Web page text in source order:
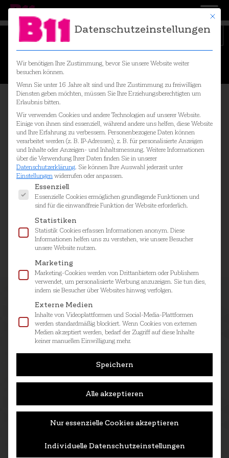
A B E F G H I K
L
ZWEISCHALIGE WÄNDE
Sie bestehen aus zwei einzelnen Schalen.
Zwischen den beiden Schalen besteht
eine Luft- oder eine Dämmschicht. Vor
allem die Trennwände von Reihen- oder
Wohnhäusern bestehen aus zwei
biegesteifen Schalen (gemauert oder
betoniert) und einer Faserdämmplatte. Die
Dämmplatte soll vor allem Schallbrücken
verhindern. – Bei Leichtbauwänden
bestehen beide Schalen aus biegesteifen
Materialien (Gipskartonplatten oder…
Mit
Datenschutzeinstellungen
Wir benötigen Ihre Zustimmung, bevor Sie unsere Website weiter
besuchen können.
Wenn Sie unter 16 Jahre alt sind und Ihre Zustimmung zu freiwilligen
Diensten geben möchten, müssen Sie Ihre Erziehungsberechtigten um
Erlaubnis bitten.
Wir verwenden Cookies und andere Technologien auf unserer Website.
Einige von ihnen sind essenziell, während andere uns helfen, diese Website
und Ihre Erfahrung zu verbessern. Personenbezogene Daten können
verarbeitet werden (z. B. IP-Adressen), z. B. für personalisierte Anzeigen
und Inhalte oder Anzeigen- und Inhaltsmessung. Weitere Informationen
über die Verwendung Ihrer Daten finden Sie in unserer
Datenschutzerklärung. Sie können Ihre Auswahl jederzeit unter
Einstellungen widerrufen oder anpassen.
Es folgt eine Liste der Service-Gruppen, für die
Essenziell
Essenzielle Cookies ermöglichen grundlegende Funktionen und
sind für die einwandfreie Funktion der Website erforderlich.
Statistiken
Statistik Cookies erfassen Informationen anonym. Diese
Informationen helfen uns zu verstehen, wie unsere Besucher
unsere Website nutzen.
Marketing
Marketing-Cookies werden von Drittanbietern oder Publishern
verwendet, um personalisierte Werbung anzuzeigen. Sie tun dies,
indem sie Besucher über Websites hinweg verfolgen.
Externe Medien
Inhalte von Videoplattformen und Social-Media-Plattformen
werden standardmäßig blockiert. Wenn Cookies von externen
Medien akzeptiert werden, bedarf der Zugriff auf diese Inhalte
keiner manuellen Einwilligung mehr.
Speichern
Alle akzeptieren
Nur essenzielle Cookies akzeptieren
Individuelle Datenschutzeinstellungen